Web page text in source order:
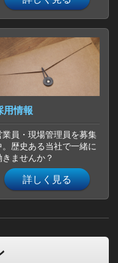
用情報
業員・現場管理員を募集
。歴史ある当社で一緒に
きませんか？
詳しく見る